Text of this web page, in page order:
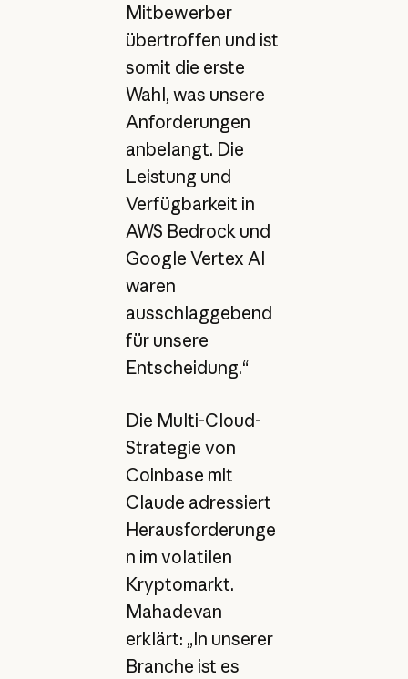
Mitbewerber
übertroffen und ist
somit die erste
Wahl, was unsere
Anforderungen
anbelangt. Die
Leistung und
Verfügbarkeit in
AWS Bedrock und
Google Vertex AI
waren
ausschlaggebend
für unsere
Entscheidung.“
Die Multi-Cloud-
Strategie von
Coinbase mit
Claude adressiert
Herausforderunge
n im volatilen
Kryptomarkt.
Mahadevan
erklärt: „In unserer
Branche ist es